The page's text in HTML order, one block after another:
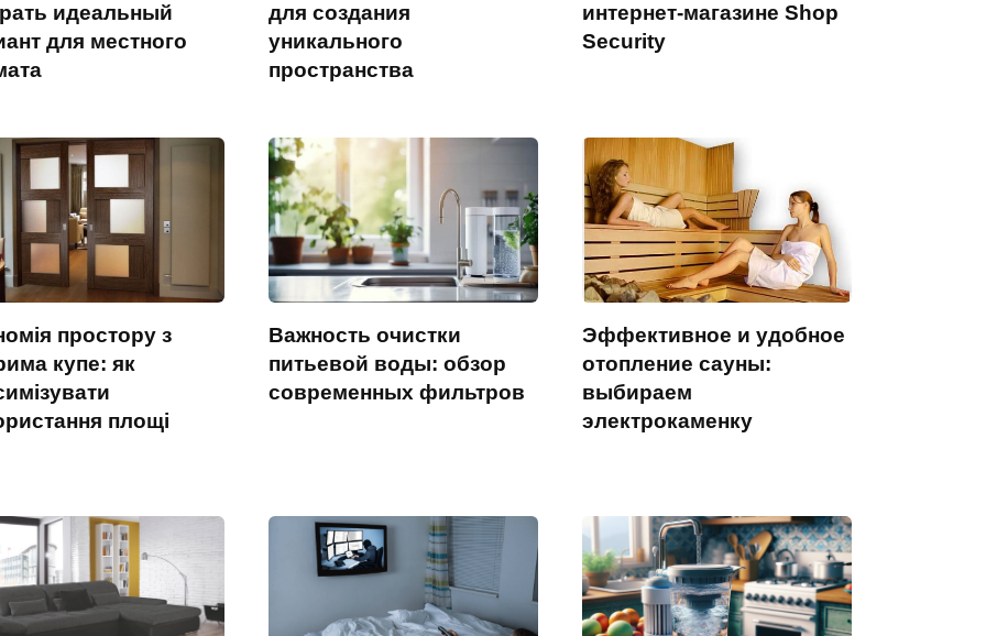
идеальный
для местного
для создания
уникального
пространства
интернет-магазине Shop
Security
простору з
купе: як
площі
Важность очистки
питьевой воды: обзор
современных фильтров
Эффективное и удобное
отопление сауны:
выбираем
электрокаменку